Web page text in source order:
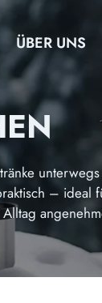
ÜBER UNS
– ideal